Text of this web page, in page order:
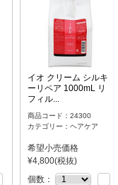
イオ クリーム シルキ
ーリペア 1000mL リ
フィル...
商品コード：24300
カテゴリー：ヘアケア
希望小売価格
¥4,800(税抜)
個数：